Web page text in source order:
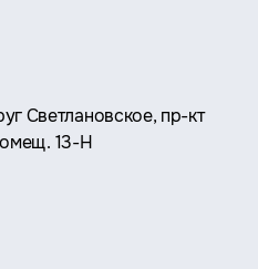
Светлановское, пр-кт
13-Н